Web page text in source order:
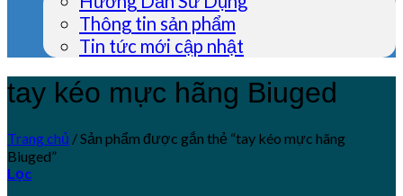
Thông tin sản phẩm
Tin tức mới cập nhật
tay kéo mực hãng Biuged
Trang chủ /Sản phẩm được gắn thẻ “tay kéo mực hãng
Biuged”
Lọc